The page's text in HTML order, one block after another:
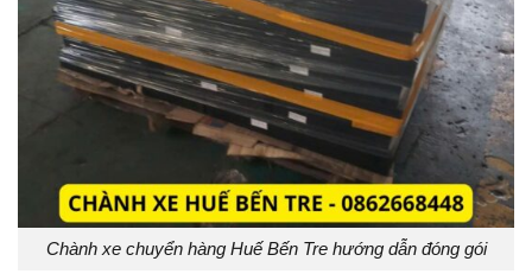
Chành xe chuyển hàng Huế Bến Tre hướng dẫn đóng gói